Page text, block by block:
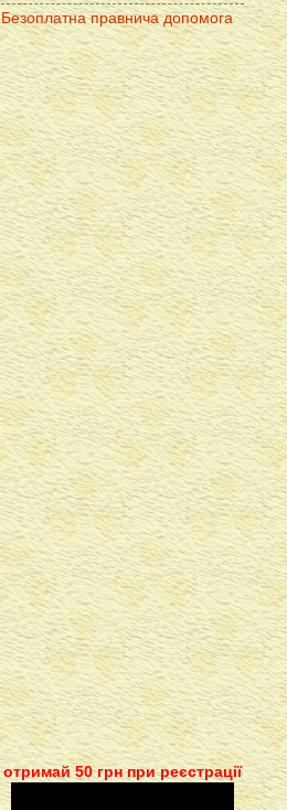
Безоплатна правнича допомога
отримай 50 грн при реєстрації